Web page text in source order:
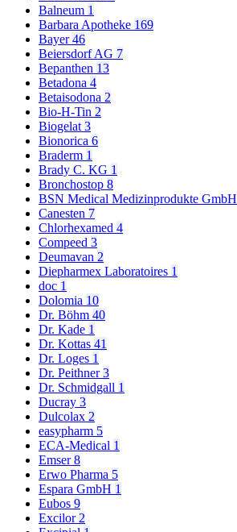
Balneum 1
Barbara Apotheke 169
Bayer46
Beiersdorf AG 7
Bepanthen 13
Betadona 4
Betaisodona 2
Bio-H-Tin 2
Biogelat3
Bionorica 6
Braderm 1
Brady C. KG 1
Bronchostop 8
BSN Medical Medizinprodukte GmbH
Canesten 7
Chlorhexamed 4
Compeed 3
Deumavan 2
Diepharmex Laboratoires 1
doc 1
Dolomia 10
Dr. Böhm 40
Dr. Kade 1
Dr. Kottas 41
Dr. Loges 1
Dr. Peithner3
Dr. Schmidgall 1
Ducray 3
Dulcolax 2
easypharm 5
ECA-Medical 1
Emser8
Erwo Pharma 5
Espara GmbH 1
Eubos 9
Excilor2